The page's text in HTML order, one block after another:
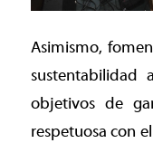
Asimismo,
sustentabilidad
objetivos de
respetuosa con